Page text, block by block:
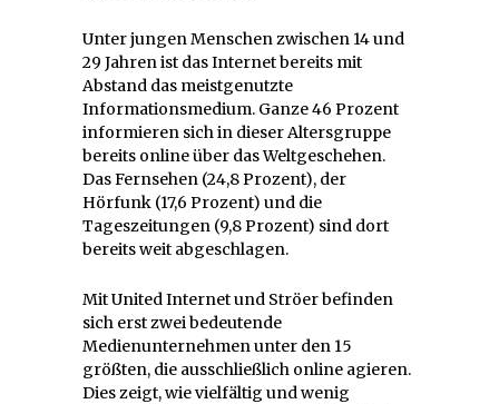
Unter jungen Menschen zwischen 14 und
29 Jahren ist das Internet bereits mit
Abstand das meistgenutzte
Informationsmedium. Ganze 46 Prozent
informieren sich in dieser Altersgruppe
bereits online über das Weltgeschehen.
Das Fernsehen (24,8 Prozent), der
Hörfunk (17,6 Prozent) und die
Tageszeitungen (9,8 Prozent) sind dort
bereits weit abgeschlagen.
Mit United Internet und Ströer befinden
sich erst zwei bedeutende
Medienunternehmen unter den 15
größten, die ausschließlich online agieren.
Dies zeigt, wie vielfältig und wenig